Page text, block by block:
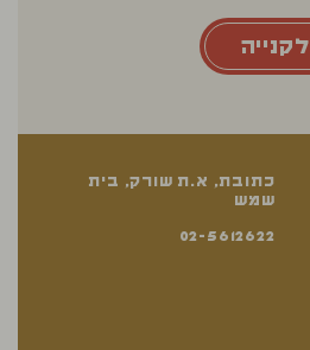
לקנייה
כתובת, א.ת שורק, בית
שמש
02-5612622